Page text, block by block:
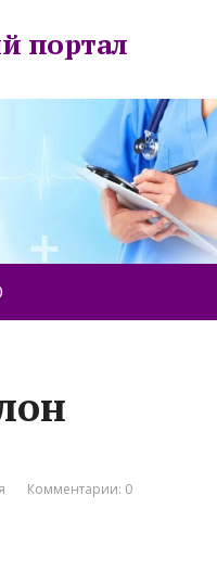
портал
Комментарии: 0